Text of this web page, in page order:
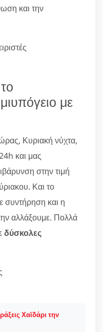
και την
με
Κυριακή νύχτα,
και μας
στην τιμή
Και το
συντήρηση και η
αλλάξουμε. Πολλά
δύσκολες
Χαϊδάρι την